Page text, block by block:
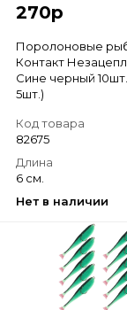
270р
Поролоновые
Контакт
Сине черный 10шт.
5шт.)
Код товара
82675
Длина
6 см.
Нет в наличии